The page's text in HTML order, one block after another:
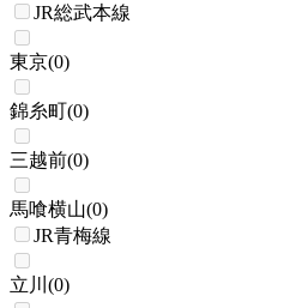
JR総武本線
東京(0)
錦糸町(0)
三越前(0)
馬喰横山(0)
JR青梅線
立川 (0)